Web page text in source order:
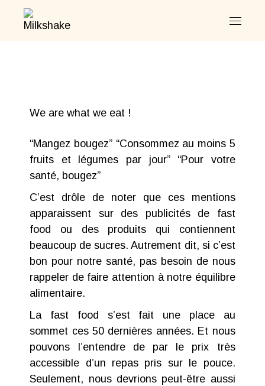
We are what we eat !
“Mangez bougez” “Consommez au moins 5
fruits et légumes par jour” “Pour votre
santé, bougez”
C’est drôle de noter que ces mentions
apparaissent sur des publicités de fast
food ou des produits qui contiennent
beaucoup de sucres. Autrement dit, si c’est
bon pour notre santé, pas besoin de nous
rappeler de faire attention à notre équilibre
alimentaire.
La fast food s’est fait une place au
sommet ces 50 dernières années. Et nous
pouvons l’entendre de par le prix très
accessible d’un repas pris sur le pouce.
Seulement, nous devrions peut-être aussi